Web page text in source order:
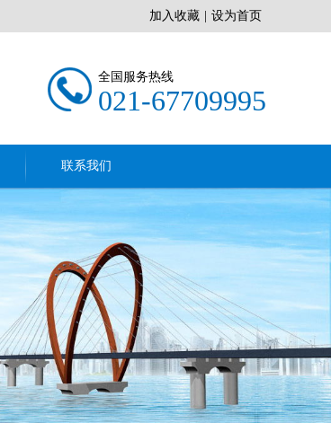
加入收藏 设为首页
全国服务热线
021-67709995
联系我们